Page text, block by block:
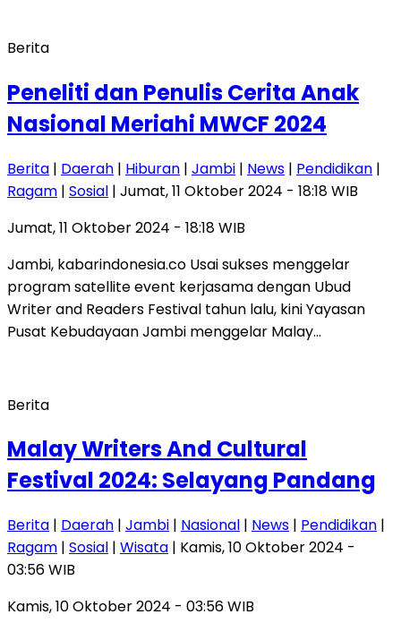
Berita
Peneliti dan Penulis Cerita Anak
Nasional Meriahi MWCF 2024
Berita | Daerah | Hiburan | Jambi | News | Pendidikan |
Ragam | Sosial | Jumat, 11 Oktober 2024 - 18:18 WIB
Jumat, 11 Oktober 2024 - 18:18 WIB
Jambi, kabarindonesia.co Usai sukses menggelar
program satellite event kerjasama dengan Ubud
Writer and Readers Festival tahun lalu, kini Yayasan
Pusat Kebudayaan Jambi menggelar Malay…
Berita
Malay Writers And Cultural
Festival 2024: Selayang Pandang
Berita | Daerah | Jambi | Nasional | News | Pendidikan |
Ragam | Sosial | Wisata | Kamis, 10 Oktober 2024 -
03:56 WIB
Kamis, 10 Oktober 2024 - 03:56 WIB